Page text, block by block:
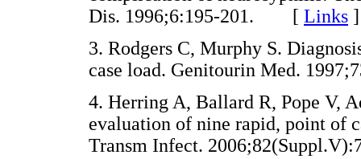
Dis. 1996;6:195-201. [ Links ]
3. Rodgers C, Murphy S.
case load. Genitourin Med.
4. Herring A, Ballard R, Pope V,
evaluation of nine rapid, point of
Transm Infect.